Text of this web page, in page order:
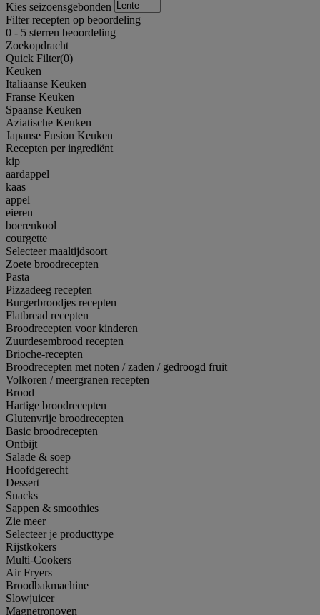
Kies seizoensgebonden
Filter recepten op beoordeling
0 - 5 sterren beoordeling
Zoekopdracht
Quick Filter(0)
Keuken
Italiaanse Keuken
Franse Keuken
Spaanse Keuken
Aziatische Keuken
Japanse Fusion Keuken
Recepten per ingrediënt
kip
aardappel
kaas
appel
eieren
boerenkool
courgette
Selecteer maaltijdsoort
Zoete broodrecepten
Pasta
Pizzadeeg recepten
Burgerbroodjes recepten
Flatbread recepten
Broodrecepten voor kinderen
Zuurdesembrood recepten
Brioche-recepten
Broodrecepten met noten / zaden / gedroogd fruit
Volkoren / meergranen recepten
Brood
Hartige broodrecepten
Glutenvrije broodrecepten
Basic broodrecepten
Ontbijt
Salade & soep
Hoofdgerecht
Dessert
Snacks
Sappen & smoothies
Zie meer
Selecteer je producttype
Rijstkokers
Multi-Cookers
Air Fryers
Broodbakmachine
Slowjuicer
Magnetronoven